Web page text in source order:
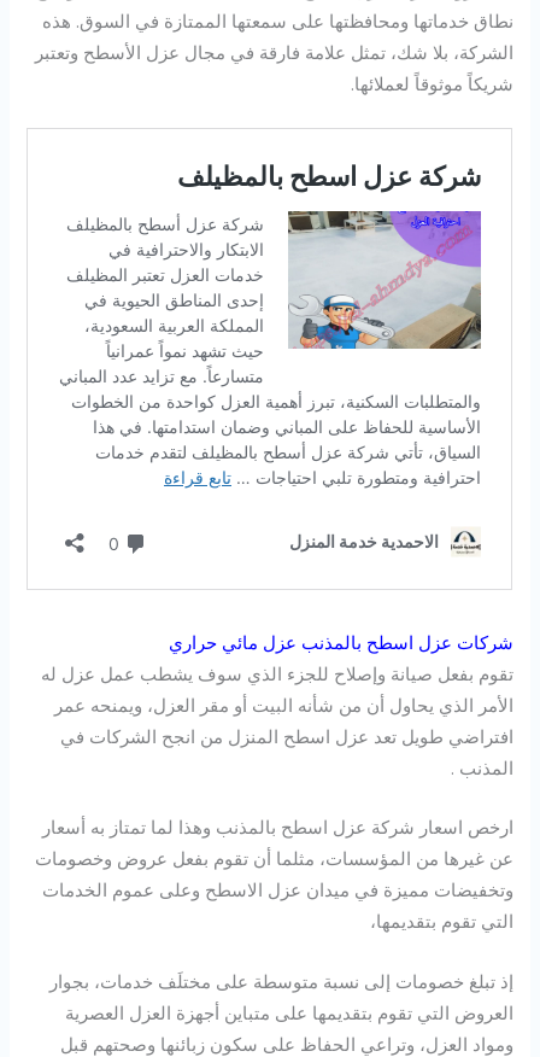
نطاق خدماتها ومحافظتها على سمعتها الممتازة في السوق. هذه
الشركة، بلا شك، تمثل علامة فارقة في مجال عزل الأسطح وتعتبر
شريكاً موثوقاً لعملائها.
شركات عزل اسطح بالمذنب عزل مائي حراري
تقوم بفعل صيانة وإصلاح للجزء الذي سوف يشطب عمل عزل له
الأمر الذي يحاول أن من شأنه البيت أو مقر العزل، ويمنحه عمر
افتراضي طويل تعد عزل اسطح المنزل من انجح الشركات في
المذنب .
ارخص اسعار شركة عزل اسطح بالمذنب وهذا لما تمتاز به أسعار
عن غيرها من المؤسسات، مثلما أن تقوم بفعل عروض وخصومات
وتخفيضات مميزة في ميدان عزل الاسطح وعلى عموم الخدمات
التي تقوم بتقديمها،
إذ تبلغ خصومات إلى نسبة متوسطة على مختلَف خدمات، بجوار
العروض التي تقوم بتقديمها على متباين أجهزة العزل العصرية
ومواد العزل، وتراعي الحفاظ على سكون زبائنها وصحتهم قبل